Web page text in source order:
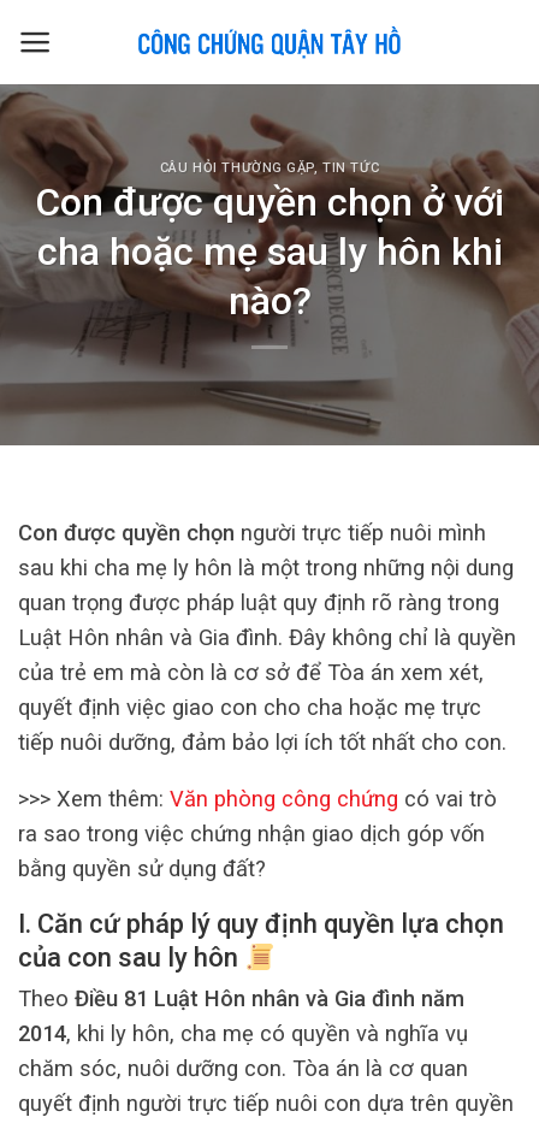
CÂU HỎI THƯỜNG GẶP,TIN TỨC
Con được quyền chọn ở với
cha hoặc mẹ sau ly hôn khi
nào?
Con được quyền chọn người trực tiếp nuôi mình
sau khi cha mẹ ly hôn là một trong những nội dung
quan trọng được pháp luật quy định rõ ràng trong
Luật Hôn nhân và Gia đình. Đây không chỉ là quyền
của trẻ em mà còn là cơ sở để Tòa án xem xét,
quyết định việc giao con cho cha hoặc mẹ trực
tiếp nuôi dưỡng, đảm bảo lợi ích tốt nhất cho con.
>>> Xem thêm: Văn phòng công chứng có vai trò
ra sao trong việc chứng nhận giao dịch góp vốn
bằng quyền sử dụng đất?
I. Căn cứ pháp lý quy định quyền lựa chọn
của con sau ly hôn
Theo Điều 81 Luật Hôn nhân và Gia đình năm
2014, khi ly hôn, cha mẹ có quyền và nghĩa vụ
chăm sóc, nuôi dưỡng con. Tòa án là cơ quan
quyết định người trực tiếp nuôi con dựa trên quyền